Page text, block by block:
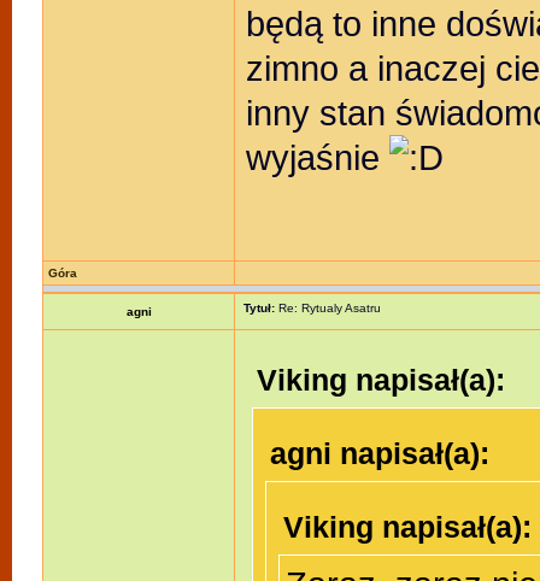
będą to inne
zimno a inaczej
inny stan
wyjaśnie
Góra
agni Tytuł: Re: Rytualy Asatru
Viking napisał(a):
agni napisał(a):
Viking napisał(a):